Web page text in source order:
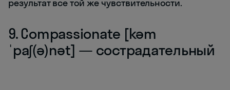
результат все той же чувствительности.
9. Compassionate [kəm
ˈpaʃ(ə)nət] — сострадательный